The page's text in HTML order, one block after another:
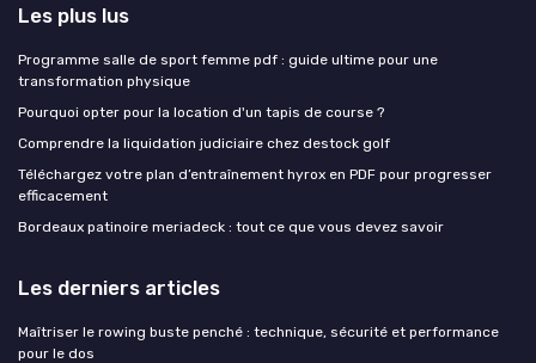
Les plus lus
Programme salle de sport femme pdf : guide ultime pour une
transformation physique
Pourquoi opter pour la location d'un tapis de course ?
Comprendre la liquidation judiciaire chez destock golf
Téléchargez votre plan d’entraînement hyrox en PDF pour progresser
efficacement
Bordeaux patinoire meriadeck : tout ce que vous devez savoir
Les derniers articles
Maîtriser le rowing buste penché : technique, sécurité et performance
pour le dos